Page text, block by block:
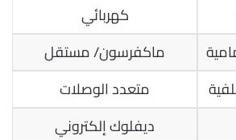
كهربائي
ماكفرسون/ مستقل
متعدد الوصلات
ديفلوك إلكتروني